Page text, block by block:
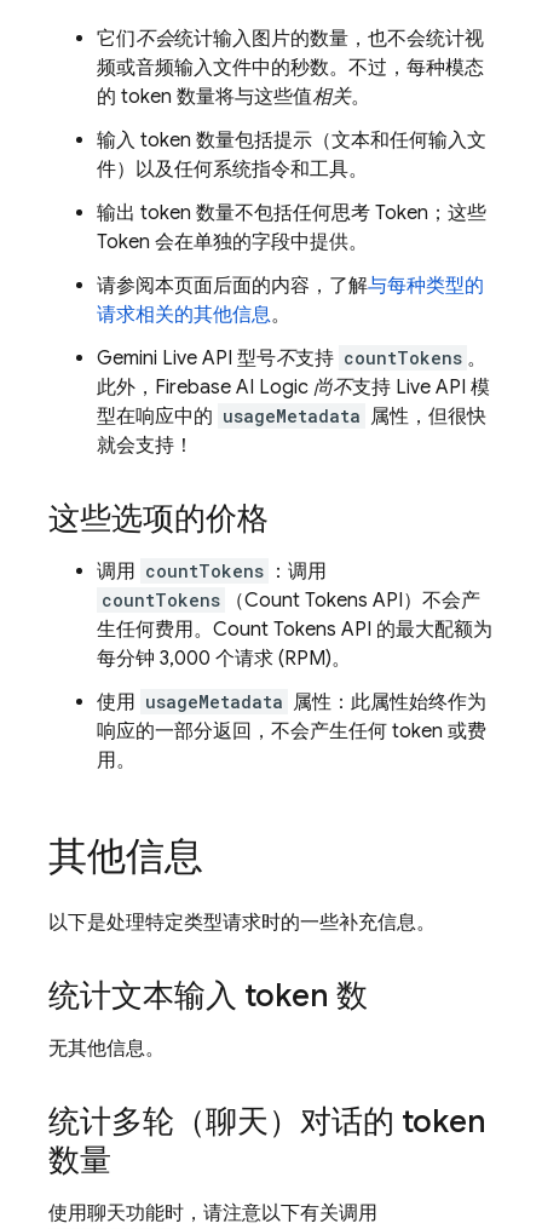
它们不会统计输入图片的数量，也不会统计视
频或音频输入文件中的秒数。不过，每种模态
的 token 数量将与这些值相关。
输入 token 数量包括提示（文本和任何输入文
件）以及任何系统指令和工具。
输出 token 数量不包括任何思考 Token；这些
Token 会在单独的字段中提供。
请参阅本页面后面的内容，了解与每种类型的
请求相关的其他信息。
Gemini Live API 型号不支持 countTokens 。
此外， Firebase AI Logic 尚不支持 Live API 模
型在响应中的 usageMetadata 属性，但很快
就会支持！
这些选项的价格
调用 countTokens ：调用
countTokens
（Count Tokens API）不会产
生任何费用。Count Tokens API 的最大配额为
每分钟 3,000 个请求 (RPM)。
使用 usageMetadata 属性：此属性始终作为
响应的一部分返回，不会产生任何 token 或费
用。
其他信息
以下是处理特定类型请求时的一些补充信息。
统计文本输入 token 数
无其他信息。
统计多轮（聊天）对话的 token
数量
使用聊天功能时，请注意以下有关调用